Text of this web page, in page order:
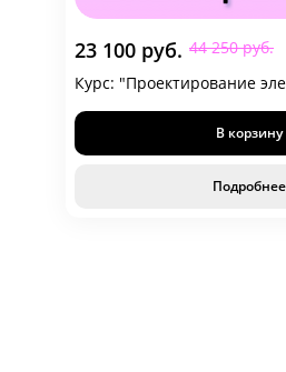
23 100 руб. 44 250 руб.
Курс: "Проектирование
В корзину
Подробнее